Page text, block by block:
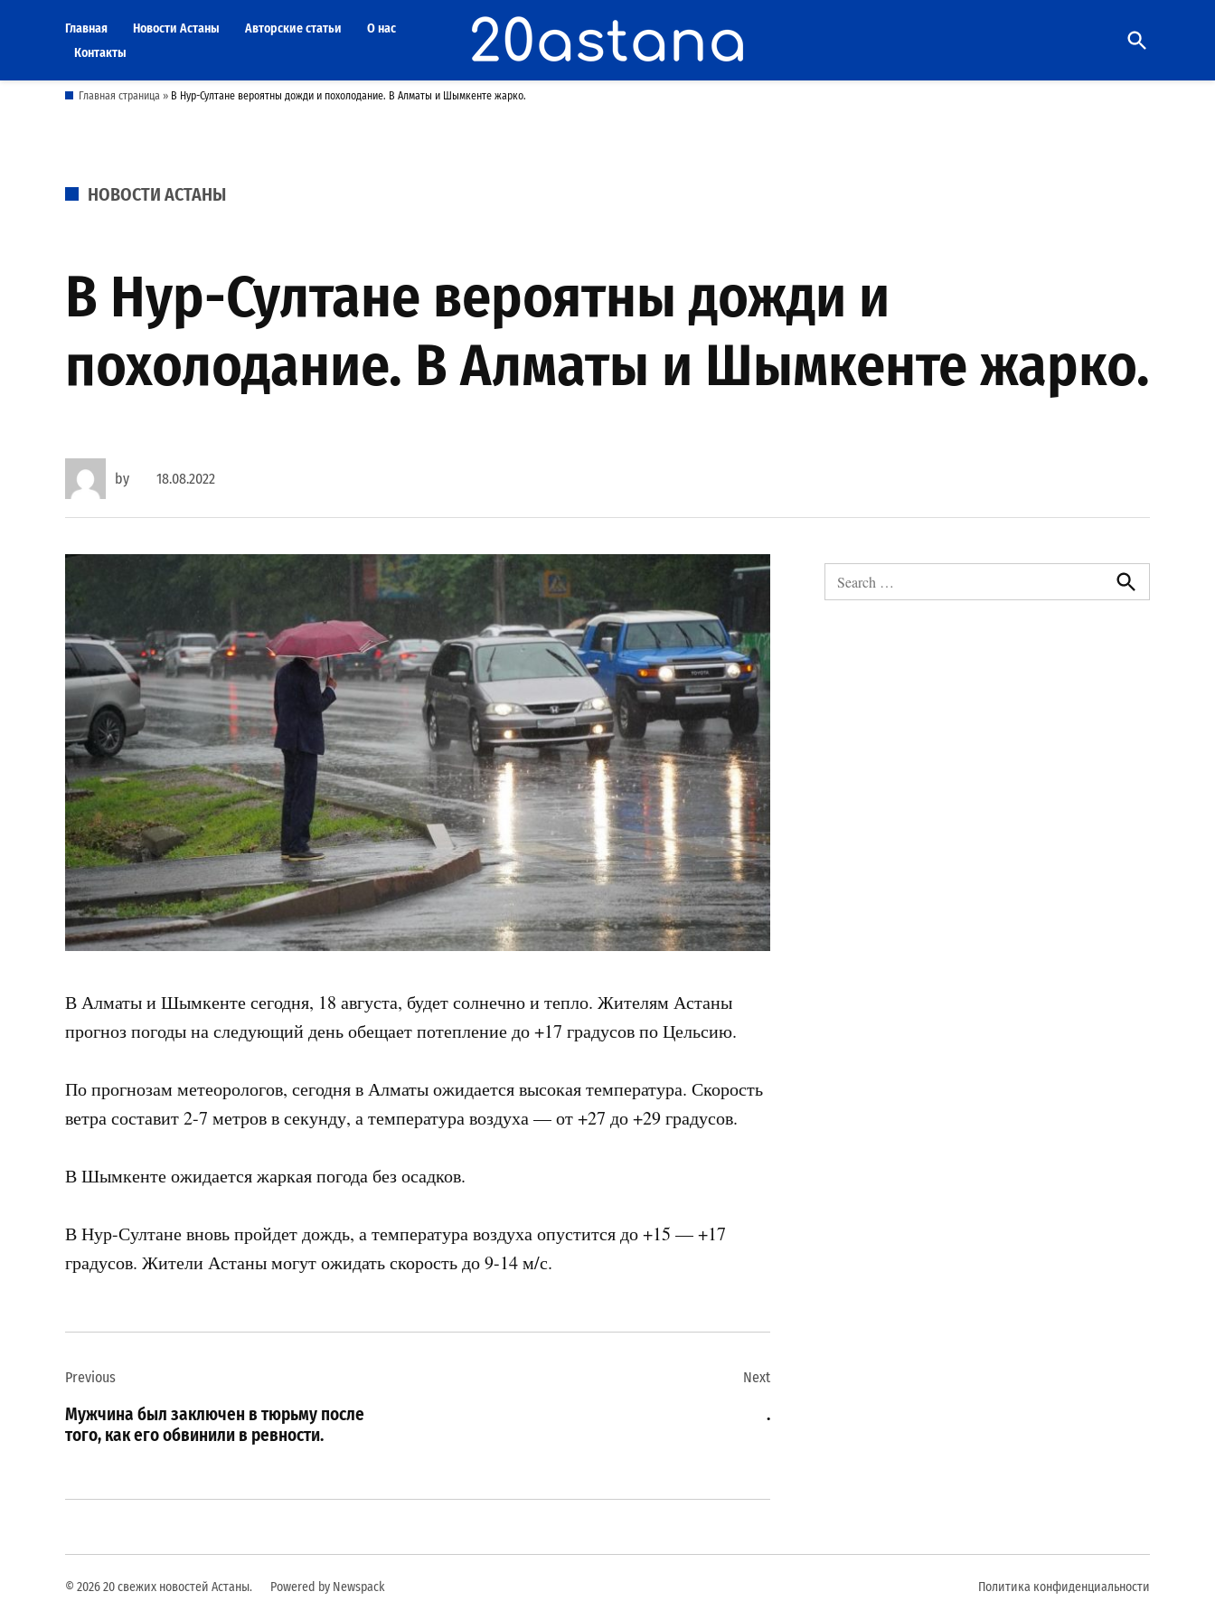
Главная Новости Астаны Авторские статьи
О нас
Контакты
Open
Search
Главная страница » В Нур-Султане вероятны дожди и похолодание. В Алматы и Шымкенте жарко.
POSTED
НОВОСТИ АСТАНЫ
В Нур-Султане вероятны дожди и
похолодание. В Алматы и Шымкенте жарко.
by 18.08.2022
В Алматы и Шымкенте сегодня, 18 августа, будет солнечно и тепло. Жителям Астаны
прогноз погоды на следующий день обещает потепление до +17 градусов по Цельсию.
По прогнозам метеорологов, сегодня в Алматы ожидается высокая температура. Скорость
ветра составит 2-7 метров в секунду, а температура воздуха — от +27 до +29 градусов.
В Шымкенте ожидается жаркая погода без осадков.
В Нур-Султане вновь пройдет дождь, а температура воздуха опустится до +15 — +17
градусов. Жители Астаны могут ожидать скорость до 9-14 м/с.
по
записям
Previous
Мужчина был заключен в тюрьму после
того, как его обвинили в ревности.
Next
.
Search
for:
Search
© 2026 20 свежих новостей Астаны. Powered by Newspack Политика конфиденциальности